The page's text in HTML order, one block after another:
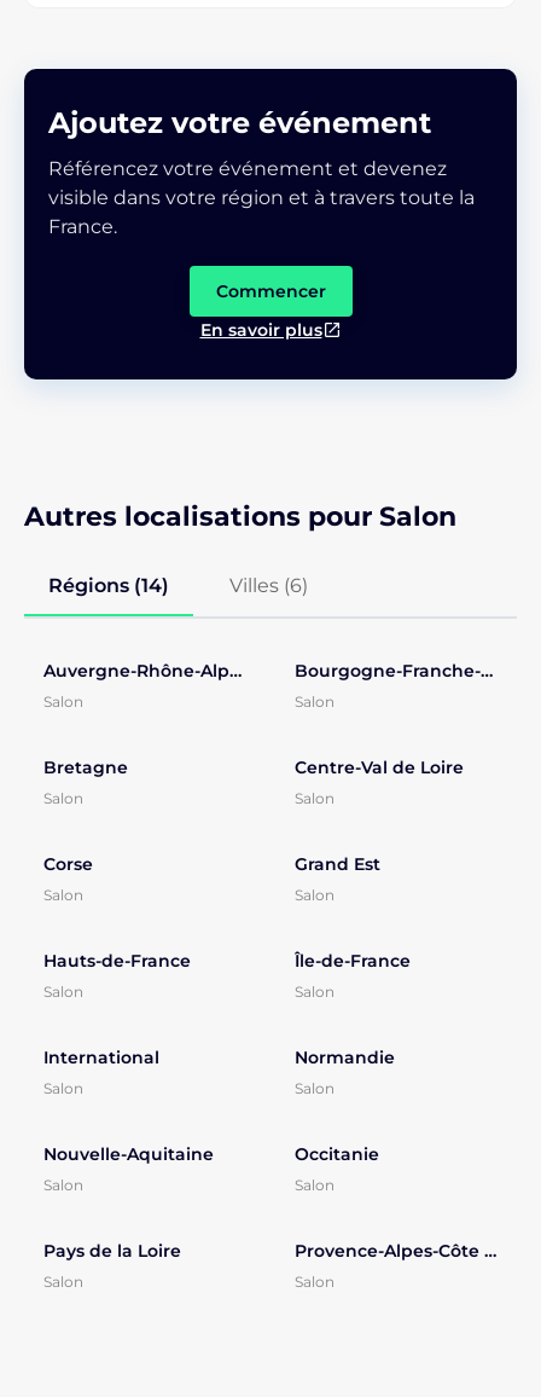
Ajoutez votre événement
Référencez votre événement et devenez
visible dans votre région et à travers toute la
France.
Commencer
En savoir plus
Autres localisations pour Salon
Régions (14) Villes (6)
Auvergne-Rhône-Alpes
Salon
Bourgogne-Franche-Comté
Salon
Bretagne
Salon
Centre-Val de Loire
Salon
Corse
Salon
Grand Est
Salon
Hauts-de-France
Salon
Île-de-France
Salon
International
Salon
Normandie
Salon
Nouvelle-Aquitaine
Salon
Occitanie
Salon
Pays de la Loire
Salon
Provence-Alpes-Côte d'Azur
Salon